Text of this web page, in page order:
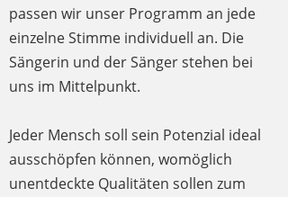
passen wir unser Programm an jede
einzelne Stimme individuell an. Die
Sängerin und der Sänger stehen bei
uns im Mittelpunkt.
Jeder Mensch soll sein Potenzial ideal
ausschöpfen können, womöglich
unentdeckte Qualitäten sollen zum